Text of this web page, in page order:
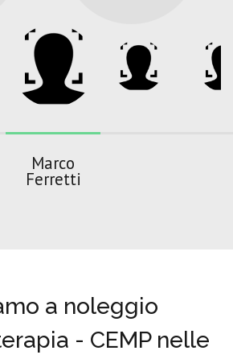
Marco
Ferretti
a noleggio
- CEMP nelle